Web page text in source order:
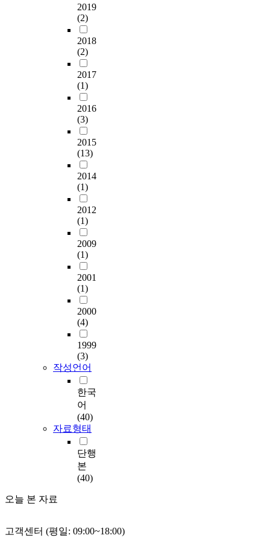
2019
(2)
2018
(2)
2017
(1)
2016
(3)
2015
(13)
2014
(1)
2012
(1)
2009
(1)
2001
(1)
2000
(4)
1999
(3)
작성언어
한국
어
(40)
자료형태
단행
본
(40)
오늘 본 자료
고객센터 (평일: 09:00~18:00)